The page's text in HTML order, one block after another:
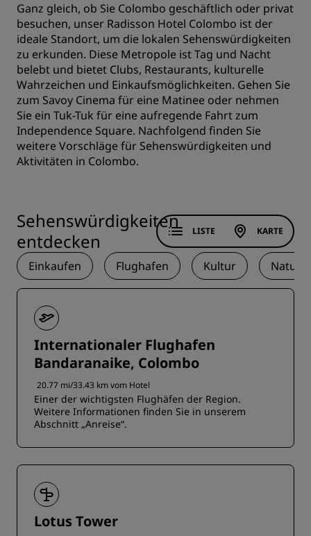
Ganz gleich, ob Sie Colombo geschäftlich oder privat
besuchen, unser Radisson Hotel Colombo ist der
ideale Standort, um die lokalen Sehenswürdigkeiten
zu erkunden. Diese Metropole ist Tag und Nacht
belebt und bietet Clubs, Restaurants, kulturelle
Wahrzeichen und Einkaufsmöglichkeiten. Gehen Sie
zum Savoy Cinema für eine Matinee oder nehmen
Sie ein Tuk-Tuk für eine aufregende Fahrt zum
Independence Square. Nachfolgend finden Sie
weitere Vorschläge für Sehenswürdigkeiten und
Aktivitäten in Colombo.
Sehenswürdigkeiten
entdecken
Einkaufen Flughafen Kultur Natur
LISTE KARTE
Internationaler Flughafen
Bandaranaike, Colombo
20.77 mi/33.43 km vom Hotel
Einer der wichtigsten Flughäfen der Region.
Weitere Informationen finden Sie in unserem
Abschnitt „Anreise“.
Lotus Tower